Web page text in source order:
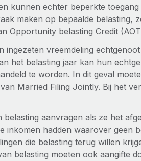
kunnen echter beperkte
maken op bepaalde belasting,
Opportunity belasting Credit
ingezeten vreemdeling
het belasting jaar kan hun
te worden. In dit geval
Married Filing Jointly. Bij het
belasting aanvragen als ze het
inkomen hadden waarover geen
die belasting terug willen
belasting moeten ook aangifte